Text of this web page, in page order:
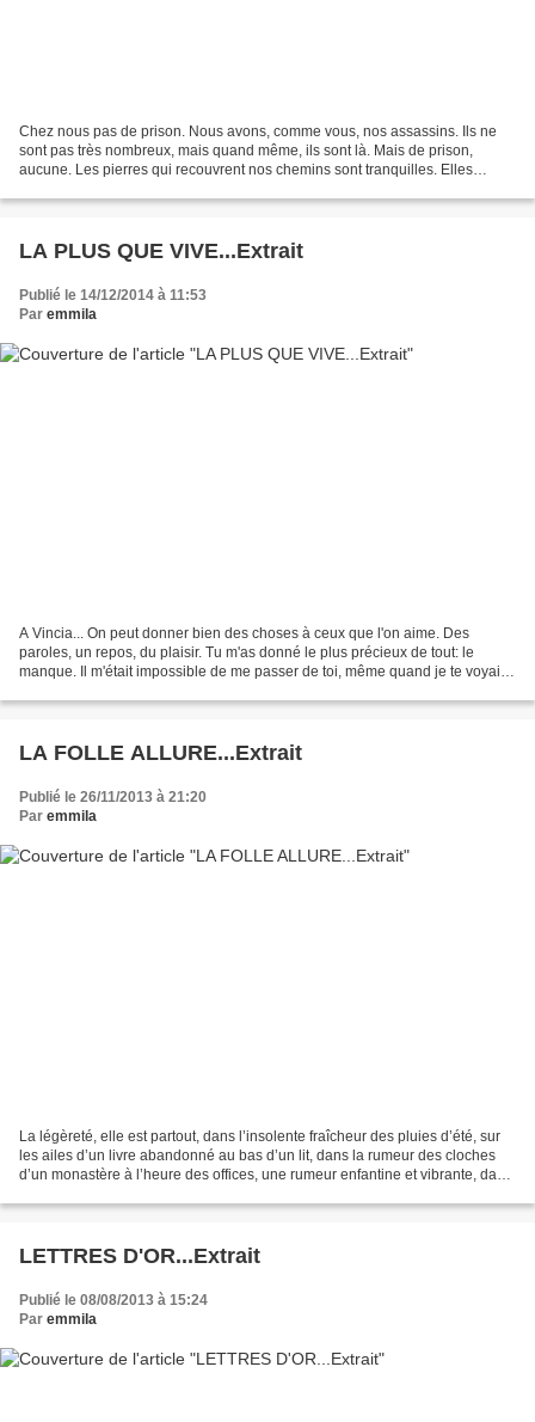
Chez nous pas de prison. Nous avons, comme vous, nos assassins. Ils ne
sont pas très nombreux, mais quand même, ils sont là. Mais de prison,
aucune. Les pierres qui recouvrent nos chemins sont tranquilles. Elles
LA PLUS QUE VIVE...Extrait
Publié le 14/12/2014 à 11:53
Par emmila
A Vincia... On peut donner bien des choses à ceux que l'on aime. Des
paroles, un repos, du plaisir. Tu m'as donné le plus précieux de tout: le
manque. Il m'était impossible de me passer de toi, même quand je te voyais
LA FOLLE ALLURE...Extrait
Publié le 26/11/2013 à 21:20
Par emmila
La légèreté, elle est partout, dans l’insolente fraîcheur des pluies d’été, sur
les ailes d’un livre abandonné au bas d’un lit, dans la rumeur des cloches
d’un monastère à l’heure des offices, une rumeur enfantine et vibrante, dans
LETTRES D'OR...Extrait
Publié le 08/08/2013 à 15:24
Par emmila